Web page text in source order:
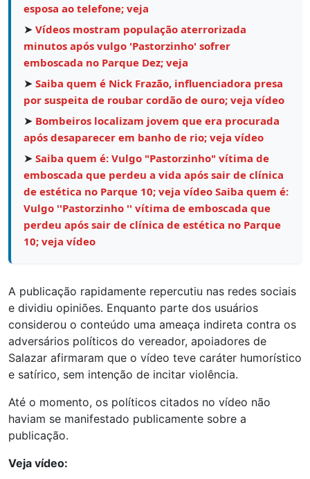
esposa ao telefone; veja
➤ Vídeos mostram população aterrorizada
minutos após vulgo 'Pastorzinho' sofrer
emboscada no Parque Dez; veja
➤ Saiba quem é Nick Frazão, influenciadora presa
por suspeita de roubar cordão de ouro; veja vídeo
➤ Bombeiros localizam jovem que era procurada
após desaparecer em banho de rio; veja vídeo
➤ Saiba quem é: Vulgo "Pastorzinho" vítima de
emboscada que perdeu a vida após sair de clínica
de estética no Parque 10; veja vídeo Saiba quem é:
Vulgo ''Pastorzinho '' vítima de emboscada que
perdeu após sair de clínica de estética no Parque
10; veja vídeo
A publicação rapidamente repercutiu nas redes sociais
e dividiu opiniões. Enquanto parte dos usuários
considerou o conteúdo uma ameaça indireta contra os
adversários políticos do vereador, apoiadores de
Salazar afirmaram que o vídeo teve caráter humorístico
e satírico, sem intenção de incitar violência.
Até o momento, os políticos citados no vídeo não
haviam se manifestado publicamente sobre a
publicação.
Veja vídeo: